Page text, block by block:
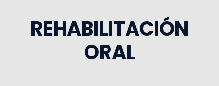
REHABILITACIÓN
ORAL